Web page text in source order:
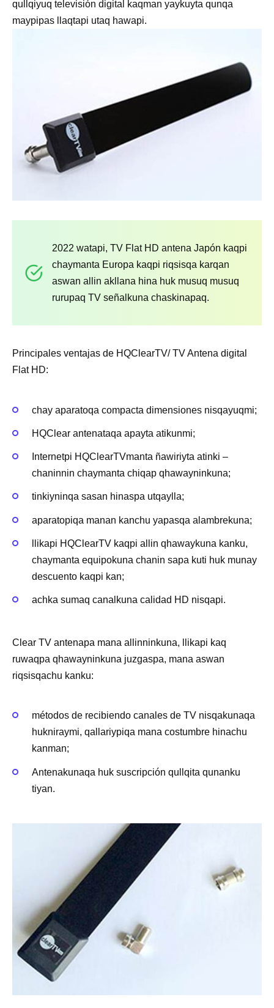
qullqiyuq televisión digital kaqman yaykuyta qunqa
maypipas llaqtapi utaq hawapi.
2022 watapi, TV Flat HD antena Japón kaqpi
chaymanta Europa kaqpi riqsisqa karqan
aswan allin akllana hina huk musuq musuq
rurupaq TV señalkuna chaskinapaq.
Principales ventajas de HQClearTV/ TV Antena digital
Flat HD:
chay aparatoqa compacta dimensiones nisqayuqmi;
HQClear antenataqa apayta atikunmi;
Internetpi HQClearTVmanta ñawiriyta atinki –
chaninnin chaymanta chiqap qhawayninkuna;
tinkiyninqa sasan hinaspa utqaylla;
aparatopiqa manan kanchu yapasqa alambrekuna;
llikapi HQClearTV kaqpi allin qhawaykuna kanku,
chaymanta equipokuna chanin sapa kuti huk munay
descuento kaqpi kan;
achka sumaq canalkuna calidad HD nisqapi.
Clear TV antenapa mana allinninkuna, llikapi kaq
ruwaqpa qhawayninkuna juzgaspa, mana aswan
riqsisqachu kanku:
métodos de recibiendo canales de TV nisqakunaqa
hukniraymi, qallariypiqa mana costumbre hinachu
kanman;
Antenakunaqa huk suscripción qullqita qunanku
tiyan.